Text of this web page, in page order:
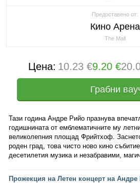
Предоставено от:
Кино Арена
The Mall
Цена: 10.23 €9.20 €
Грабни
Тази година Андре Рийо празнува
годишнината от емблематичните му
великолепния площад Фрийтхоф.
роден град, това чисто ново кино
десетилетия музика и незабравими,
Прожекция на Летен концерт на